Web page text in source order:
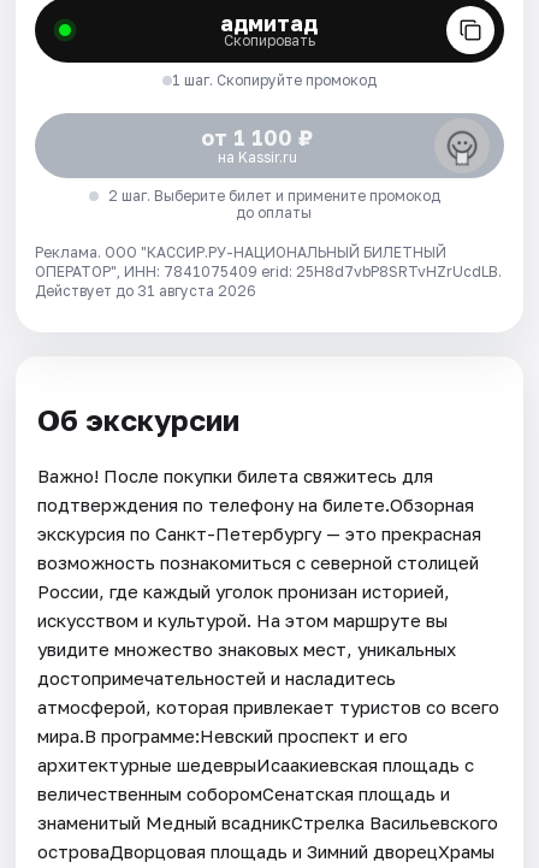
адмитад
Скопировать
1 шаг. Скопируйте промокод
от 1 100 ₽
на Kassir.ru
2 шаг. Выберите билет и примените промокод
до оплаты
Реклама. ООО "КАССИР.РУ-НАЦИОНАЛЬНЫЙ БИЛЕТНЫЙ
ОПЕРАТОР", ИНН: 7841075409 erid: 25H8d7vbP8SRTvHZrUcdLB.
Действует до 31 августа 2026
Об экскурсии
Важно! После покупки билета свяжитесь для
подтверждения по телефону на билете.Обзорная
экскурсия по Санкт-Петербургу — это прекрасная
возможность познакомиться с северной столицей
России, где каждый уголок пронизан историей,
искусством и культурой. На этом маршруте вы
увидите множество знаковых мест, уникальных
достопримечательностей и насладитесь
атмосферой, которая привлекает туристов со всего
мира.В программе:Невский проспект и его
архитектурные шедеврыИсаакиевская площадь с
величественным соборомСенатская площадь и
знаменитый Медный всадникСтрелка Васильевского
островаДворцовая площадь и Зимний дворецХрамы